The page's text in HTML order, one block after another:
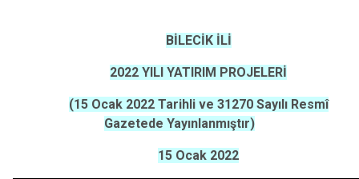
BİLECİK İLİ
2022 YILI YATIRIM PROJELERİ
(15 Ocak 2022 Tarihli ve 31270 Sayılı Resmî
Gazetede Yayınlanmıştır)
15 Ocak 2022